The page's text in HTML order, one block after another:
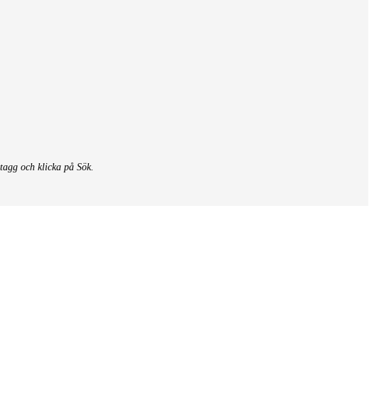
och klicka på Sök.